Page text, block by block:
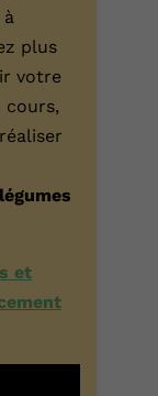
à
plus
votre
cours,
et